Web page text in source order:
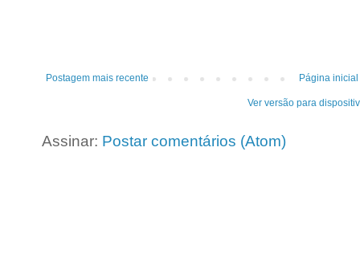
Postagem mais recente Página inicial
Ver versão para
Assinar: Postar comentários (Atom)